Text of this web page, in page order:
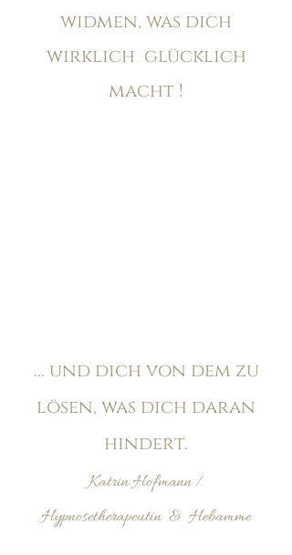
widmen, was dich
wirklich ​ glücklich
macht !
... und dich von dem zu
lösen, was dich daran
hindert.
Katrin Hofmann /
Hypnosetherapeutin & Hebamme